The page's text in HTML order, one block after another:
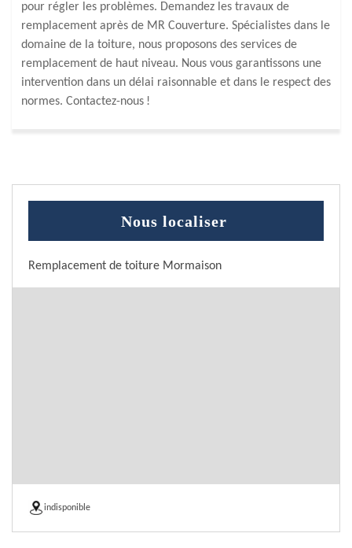
pour régler les problèmes. Demandez les travaux de
remplacement après de MR Couverture. Spécialistes dans le
domaine de la toiture, nous proposons des services de
remplacement de haut niveau. Nous vous garantissons une
intervention dans un délai raisonnable et dans le respect des
normes. Contactez-nous !
Nous localiser
Remplacement de toiture Mormaison
indisponible